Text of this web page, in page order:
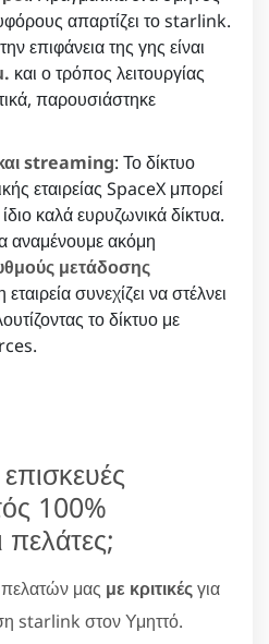
απαρτίζει το starlink.
επιφάνεια της γης είναι
και ο τρόπος λειτουργίας
παρουσιάστηκε
streaming: Το δίκτυο
εταιρείας SpaceX μπορεί
καλά ευρυζωνικά δίκτυα.
αναμένουμε ακόμη
μετάδοσης
συνεχίζει να στέλνει
το δίκτυο με
100%
πελάτες;
πελατών μας με κριτικέςγια
starlink στον Υμηττό.